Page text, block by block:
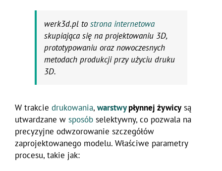
werk3d.pl to strona internetowa
skupiająca się na projektowaniu 3D,
prototypowaniu oraz nowoczesnych
metodach produkcji przy użyciu druku
3D.
W trakcie drukowania, warstwypłynnej żywicysą
utwardzane w sposób selektywny, co pozwala na
precyzyjne odwzorowanie szczegółów
zaprojektowanego modelu. Właściwe parametry
procesu, takie jak: